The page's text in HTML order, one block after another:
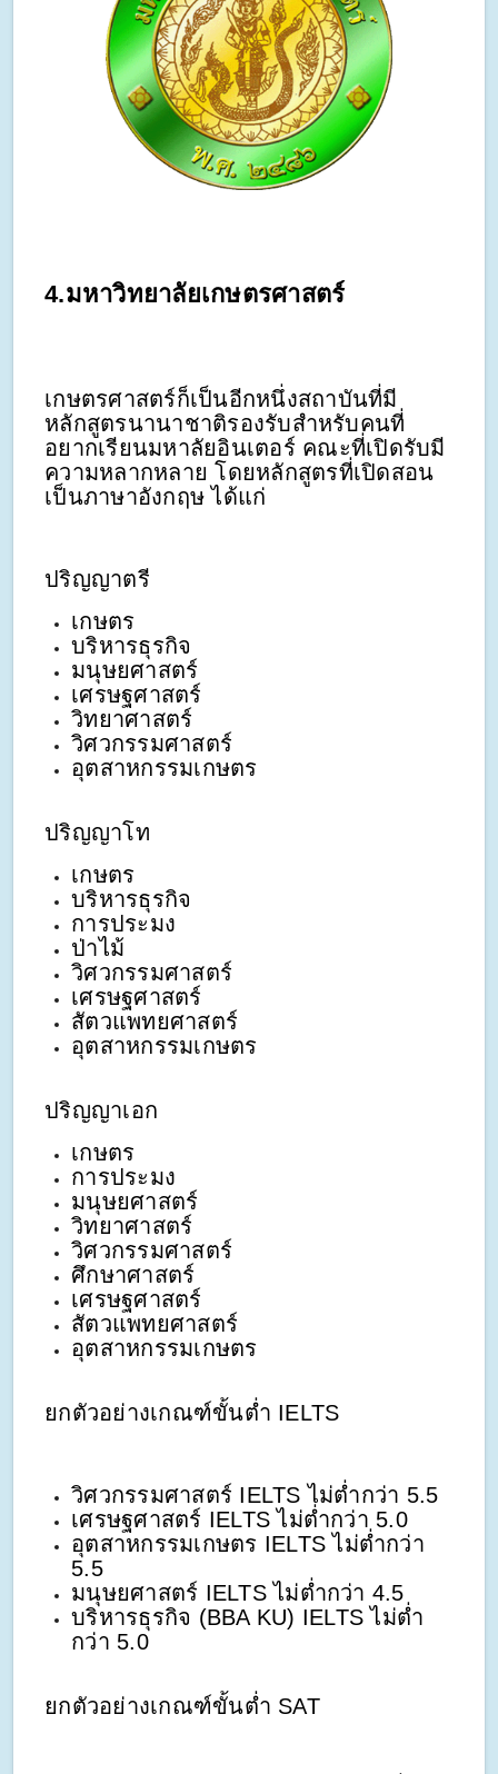
4.มหาวิทยาลัยเกษตรศาสตร์
เกษตรศาสตร์ก็เป็นอีกหนึ่งสถาบันที่มี
หลักสูตรนานาชาติรองรับสำหรับคนที่
อยากเรียนมหาลัยอินเตอร์ คณะที่เปิดรับมี
ความหลากหลาย โดยหลักสูตรที่เปิดสอน
เป็นภาษาอังกฤษ ได้แก่
ปริญญาตรี
เกษตร
บริหารธุรกิจ
มนุษยศาสตร์
เศรษฐศาสตร์
วิทยาศาสตร์
วิศวกรรมศาสตร์
อุตสาหกรรมเกษตร
ปริญญาโท
เกษตร
บริหารธุรกิจ
การประมง
ป่าไม้
วิศวกรรมศาสตร์
เศรษฐศาสตร์
สัตวแพทยศาสตร์
อุตสาหกรรมเกษตร
ปริญญาเอก
เกษตร
การประมง
มนุษยศาสตร์
วิทยาศาสตร์
วิศวกรรมศาสตร์
ศึกษาศาสตร์
เศรษฐศาสตร์
สัตวแพทยศาสตร์
อุตสาหกรรมเกษตร
ยกตัวอย่างเกณฑ์ขั้นต่ำ IELTS
วิศวกรรมศาสตร์ IELTS ไม่ต่ำกว่า 5.5
เศรษฐศาสตร์ IELTS ไม่ต่ำกว่า 5.0
อุตสาหกรรมเกษตร IELTS ไม่ต่ำกว่า
5.5
มนุษยศาสตร์ IELTS ไม่ต่ำกว่า 4.5
บริหารธุรกิจ (BBA KU) IELTS ไม่ต่ำ
กว่า 5.0
ยกตัวอย่างเกณฑ์ขั้นต่ำ SAT